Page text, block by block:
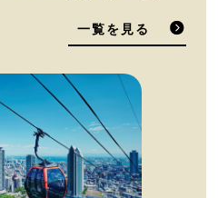
一覧を見る